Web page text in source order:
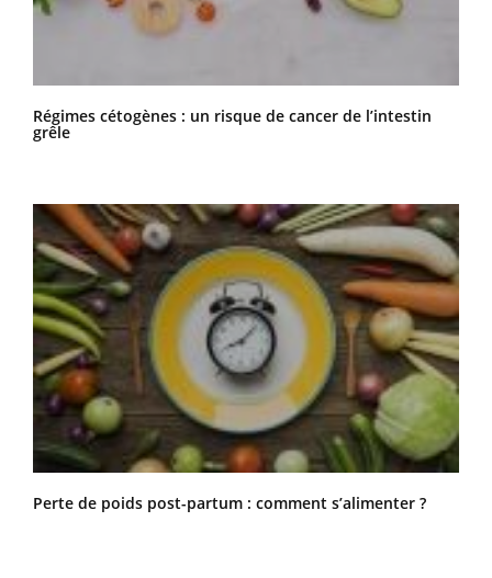
Régimes cétogènes : un risque de cancer de l’intestin
grêle
Perte de poids post-partum : comment s’alimenter ?